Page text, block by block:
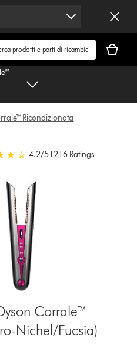
carrello
è
Ricondizionata
su 5 da 1216 Ratings
4.2/51216 Ratings
Corrale™
Nichel/Fucsia)